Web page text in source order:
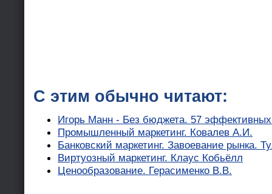
С этим обычно читают:
Игорь Манн - Без бюджета. 57 эффективных
Промышленный маркетинг. Ковалев А.И.
Банковский маркетинг. Завоевание рынка.
Виртуозный маркетинг. Клаус Кобьёлл
Ценообразование. Герасименко В.В.